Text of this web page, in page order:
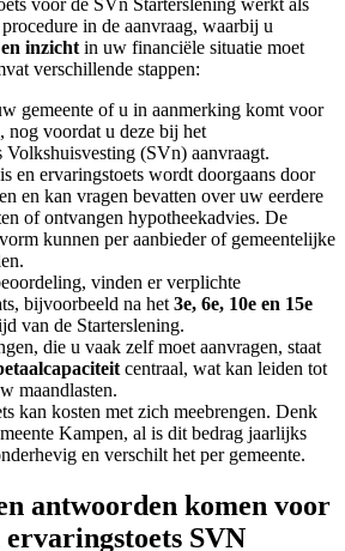
voor de SVn Starterslening werkt als
in de aanvraag, waarbij u
inzicht in uw financiële situatie moet
verschillende stappen:
gemeente of u in aanmerking komt voor
nog voordat u deze bij het
Volkshuisvesting (SVn) aanvraagt.
en ervaringstoets wordt doorgaans door
en kan vragen bevatten over uw eerdere
of ontvangen hypotheekadvies. De
kunnen per aanbieder of gemeentelijke
vinden er verplichte
bijvoorbeeld na het 3e, 6e, 10e en 15e
van de Starterslening.
die u vaak zelf moet aanvragen, staat
centraal, wat kan leiden tot
maandlasten.
kan kosten met zich meebrengen. Denk
Kampen, al is dit bedrag jaarlijks
en verschilt het per gemeente.
antwoorden komen voor
SVN